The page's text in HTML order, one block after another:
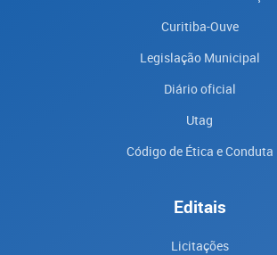
Curitiba-Ouve
Legislação Municipal
Diário oficial
Utag
Código de Ética e Conduta
Editais
Licitações